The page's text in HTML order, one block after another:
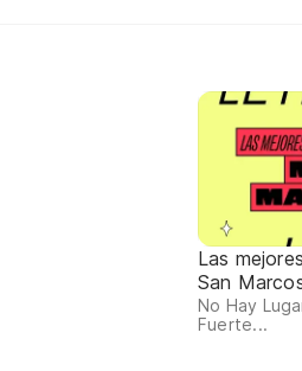
Las
San
No Hay
Fuerte...